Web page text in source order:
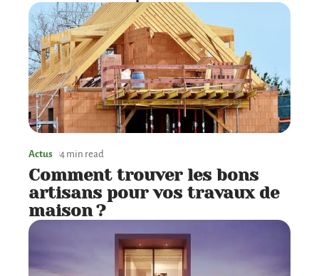
Actus 4 min read
Comment trouver les bons
artisans pour vos travaux de
maison ?